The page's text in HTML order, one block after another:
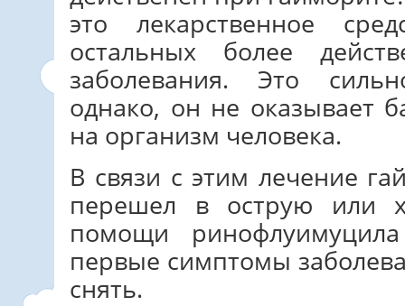
это лекарственное
остальных более
заболевания. Это
однако, он не оказывает
на организм человека.
В связи с этим лечение
перешел в острую или
помощи
первые симптомы
снять.